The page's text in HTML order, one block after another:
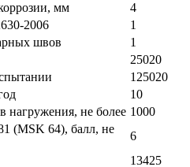
мм
4
2006
1
швов
1
25020
125020
10
нагружения, не более 1000
(MSK 64), балл, не
6
13425